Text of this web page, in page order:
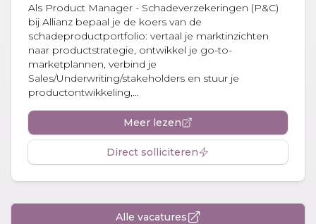
Als Product Manager - Schadeverzekeringen (P&C)
bij Allianz bepaal je de koers van de
schadeproductportfolio: vertaal je marktinzichten
naar productstrategie, ontwikkel je go-to-
marketplannen, verbind je
Sales/Underwriting/stakeholders en stuur je
productontwikkeling,...
Meer lezen
Direct solliciteren
Alle vacatures